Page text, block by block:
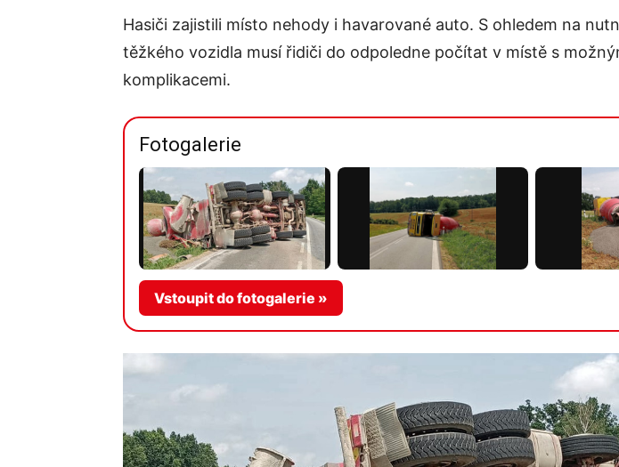
Hasiči zajistili místo nehody i havarované auto. S ohledem na
těžkého vozidla musí řidiči do odpoledne počítat v místě s
komplikacemi.
Fotogalerie
Vstoupit do fotogalerie »